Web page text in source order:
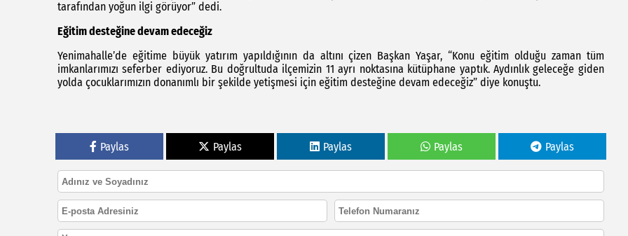
tarafından yoğun ilgi görüyor” dedi.
Eğitim desteğine devam edeceğiz
Yenimahalle’de eğitime büyük yatırım yapıldığının da altını çizen Başkan Yaşar, “Konu eğitim olduğu zaman tüm
imkanlarımızı seferber ediyoruz. Bu doğrultuda ilçemizin 11 ayrı noktasına kütüphane yaptık. Aydınlık geleceğe giden
yolda çocuklarımızın donanımlı bir şekilde yetişmesi için eğitim desteğine devam edeceğiz” diye konuştu.
Paylas Paylas Paylas Paylas Paylas